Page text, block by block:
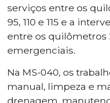
serviços entre os
95, 110 e 115 e a
entre os quilômetros
emergenciais.
Na MS-040, os
manual, limpeza e
drenagem,